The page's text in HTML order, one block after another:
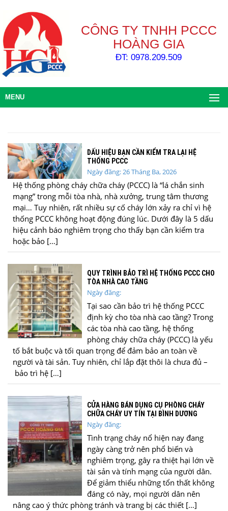
CÔNG TY TNHH PCCC
HOÀNG GIA
ĐT: 0978.209.509
MENU
DẤU HIỆU BẠN CẦN KIỂM TRA LẠI HỆ
THỐNG PCCC
Ngày đăng: 26 Tháng Ba, 2026
Hệ thống phòng cháy chữa cháy (PCCC) là “lá chắn sinh
mạng” trong mỗi tòa nhà, nhà xưởng, trung tâm thương
mại… Tuy nhiên, rất nhiều sự cố cháy lớn xảy ra chỉ vì hệ
thống PCCC không hoạt động đúng lúc. Dưới đây là 5 dấu
hiệu cảnh báo nghiêm trọng cho thấy bạn cần kiểm tra
hoặc bảo […]
QUY TRÌNH BẢO TRÌ HỆ THỐNG PCCC CHO
TÒA NHÀ CAO TẦNG
Ngày đăng:
Tại sao cần bảo trì hệ thống PCCC
định kỳ cho tòa nhà cao tầng? Trong
các tòa nhà cao tầng, hệ thống
phòng cháy chữa cháy (PCCC) là yếu
tố bắt buộc và tối quan trọng để đảm bảo an toàn về
người và tài sản. Tuy nhiên, chỉ lắp đặt thôi là chưa đủ –
bảo trì hệ […]
CỬA HÀNG BÁN DỤNG CỤ PHÒNG CHÁY
CHỮA CHÁY UY TÍN TẠI BÌNH DƯƠNG
Ngày đăng:
Tình trạng cháy nổ hiện nay đang
ngày càng trở nên phổ biến và
nghiêm trọng, gây ra thiệt hại lớn về
tài sản và tính mạng của người dân.
Để giảm thiểu những tổn thất không
đáng có này, mọi người dân nên
nâng cao ý thức phòng tránh và trang bị các thiết […]